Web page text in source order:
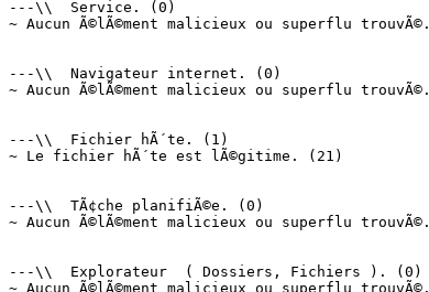
---\\  Service. (0)
~ Aucun Ã©lÃ©ment malicieux ou superflu trouvÃ©.
---\\  Navigateur internet. (0)
~ Aucun Ã©lÃ©ment malicieux ou superflu trouvÃ©.
---\\  Fichier hÃ´te. (1)
~ Le fichier hÃ´te est lÃ©gitime. (21)
---\\  TÃ¢che planifiÃ©e. (0)
~ Aucun Ã©lÃ©ment malicieux ou superflu trouvÃ©.
---\\  Explorateur  ( Dossiers, Fichiers ). (0)
~ Aucun Ã©lÃ©ment malicieux ou superflu trouvÃ©.